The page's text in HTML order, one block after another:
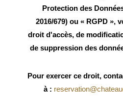
Protection des
2016/679) ou « RGPD »,
droit d'accès, de
de suppression des
Pour exercer ce droit,
à :